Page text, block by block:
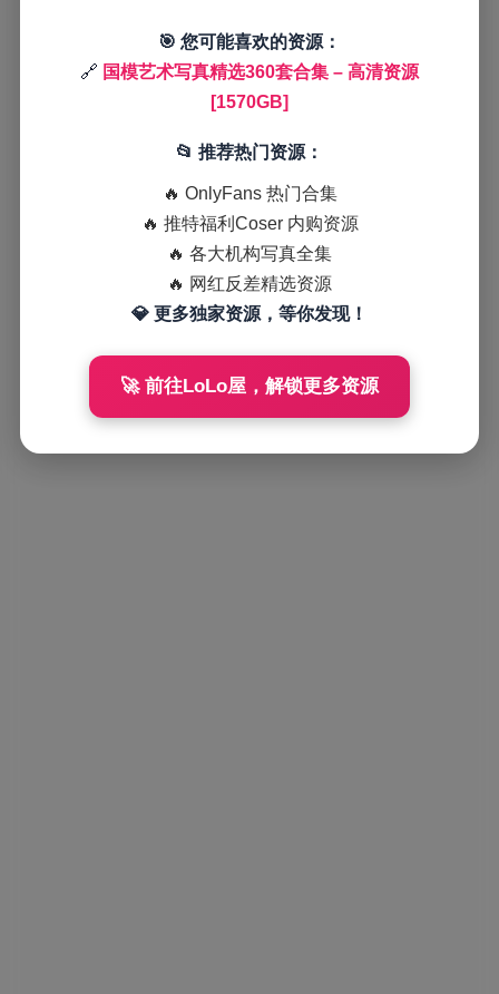
🎯 您可能喜欢的资源：
🔗 国模艺术写真精选360套合集 – 高清资源
[1570GB]
📂 推荐热门资源：
🔥 OnlyFans 热门合集
🔥 推特福利Coser 内购资源
🔥 各大机构写真全集
🔥 网红反差精选资源
💎 更多独家资源，等你发现！
🚀 前往LoLo屋，解锁更多资源